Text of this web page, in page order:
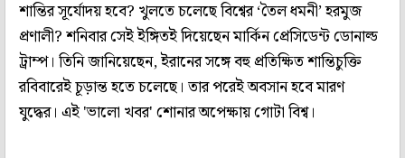
শান্তির সূর্যোদয় হবে? খুলতে চলেছে বিশ্বের ‘তৈল ধমনী’ হরমুজ
প্রণালী? শনিবার সেই ইঙ্গিতই দিয়েছেন মার্কিন প্রেসিডেন্ট ডোনাল্ড
ট্রাম্প। তিনি জানিয়েছেন, ইরানের সঙ্গে বহু প্রতিক্ষিত শান্তিচুক্তি
রবিবারেই চূড়ান্ত হতে চলেছে। তার পরেই অবসান হবে মারণ
যুদ্ধের। এই 'ভালো খবর' শোনার অপেক্ষায় গোটা বিশ্ব।